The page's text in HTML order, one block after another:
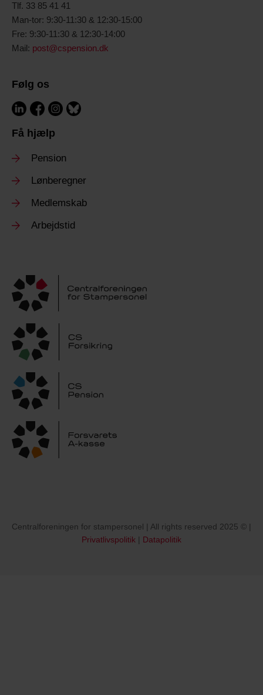
Tlf. 33 85 41 41
Man-tor: 9:30-11:30 & 12:30-15:00
Fre: 9:30-11:30 & 12:30-14:00
Mail: post@cspension.dk
Følg os
Få hjælp
Pension
Lønberegner
Medlemskab
Arbejdstid
Centralforeningen for stampersonel | All rights reserved 2025 © |
Privatlivspolitik | Datapolitik